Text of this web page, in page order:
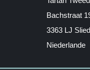
Bachstraat
3363 LJ
Niederlande